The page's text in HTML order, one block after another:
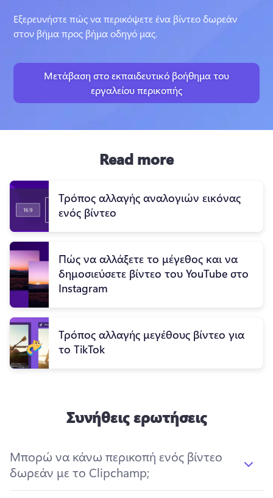
Εξερευνήστε πώς να περικόψετε ένα βίντεο δωρεάν
στον βήμα προς βήμα οδηγό μας.
Μετάβαση στο εκπαιδευτικό βοήθημα του
εργαλείου περικοπής
Read more
Τρόπος αλλαγής αναλογιών εικόνας
ενός βίντεο
Πώς να αλλάξετε το μέγεθος και να
δημοσιεύσετε βίντεο του YouTube στο
Instagram
Τρόπος αλλαγής μεγέθους βίντεο για
το TikTok
Συνήθεις ερωτήσεις
Μπορώ να κάνω περικοπή ενός βίντεο
δωρεάν με το Clipchamp;